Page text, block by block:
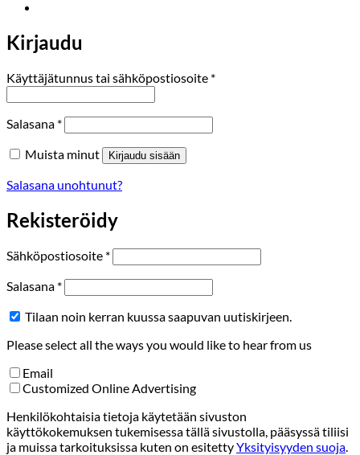
Kirjaudu
Käyttäjätunnus tai sähköpostiosoite *Vaaditaan
Salasana *Vaaditaan
Muista minut Kirjaudu sisään
Salasana unohtunut?
Rekisteröidy
Sähköpostiosoite *Vaaditaan
Salasana *Vaaditaan
Tilaan noin kerran kuussa saapuvan uutiskirjeen.
Please select all the ways you would like to hear from us
Email
Customized Online Advertising
Henkilökohtaisia tietoja käytetään sivuston
käyttökokemuksen tukemisessa tällä sivustolla, pääsyssä tiliisi
ja muissa tarkoituksissa kuten on esitettyYksityisyyden suoja